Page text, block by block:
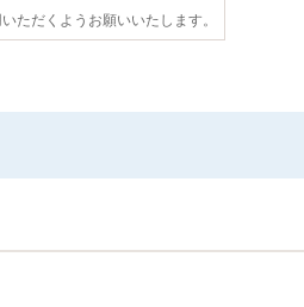
ただくようお願いいたします。